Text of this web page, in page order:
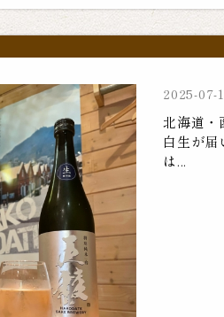
2025-07-
北海道・
白生が届
は...